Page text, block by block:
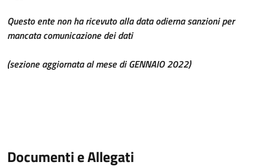
Questo ente non ha ricevuto alla data odierna sanzioni per
mancata comunicazione dei dati
(sezione aggiornata al mese di GENNAIO 2022)
Documenti e Allegati